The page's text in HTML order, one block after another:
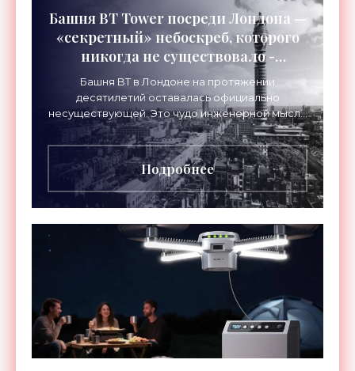
Башня BT Tower посреди Лондона —
«секретный» небоскреб, которого
никогда не существовало -
«Технологии»
Башня BT в Лондоне на протяжении
десятилетий оставалась официально
несуществующей. Это чудо инженерной мысли
высотой 189 метров привлекало тысячи
посетителей, знаменитостей и даже членов
Подробнее